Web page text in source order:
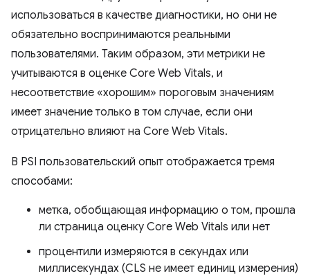
использоваться в качестве диагностики, но они не
обязательно воспринимаются реальными
пользователями. Таким образом, эти метрики не
учитываются в оценке Core Web Vitals, и
несоответствие «хорошим» пороговым значениям
имеет значение только в том случае, если они
отрицательно влияют на Core Web Vitals.
В PSI пользовательский опыт отображается тремя
способами:
метка, обобщающая информацию о том, прошла
ли страница оценку Core Web Vitals или нет
процентили измеряются в секундах или
миллисекундах (CLS не имеет единиц измерения)